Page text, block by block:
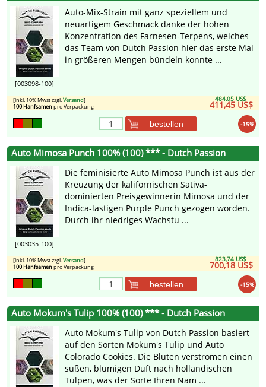
[003098-100]
Auto-Mix-Strain mit ganz speziellem und
neuartigem Geschmack danke der hohen
Konzentration des Farnesen-Terpens, welches
das Team von Dutch Passion hier das erste Mal
in größeren Mengen bündeln konnte ...
484,05 US$
411,45 US$
[inkl. 10% Mwst zzgl.Versand]
100 Hanfsamenpro Verpackung
-15%
bestellen
Auto Mimosa Punch 100% (100) *** - Dutch Passion
[003035-100]
Die feminisierte Auto Mimosa Punch ist aus der
Kreuzung der kalifornischen Sativa-
dominierten Preisgewinnerin Mimosa und der
Indica-lastigen Purple Punch gezogen worden.
Durch ihr niedriges Wachstu ...
823,74 US$
700,18 US$
[inkl. 10% Mwst zzgl.Versand]
100 Hanfsamenpro Verpackung
-15%
bestellen
Auto Mokum's Tulip 100% (100) *** - Dutch Passion
Auto Mokum's Tulip von Dutch Passion basiert
auf den Sorten Mokum's Tulip und Auto
Colorado Cookies. Die Blüten verströmen einen
süßen, blumigen Duft nach holländischen
Tulpen, was der Sorte Ihren Nam ...